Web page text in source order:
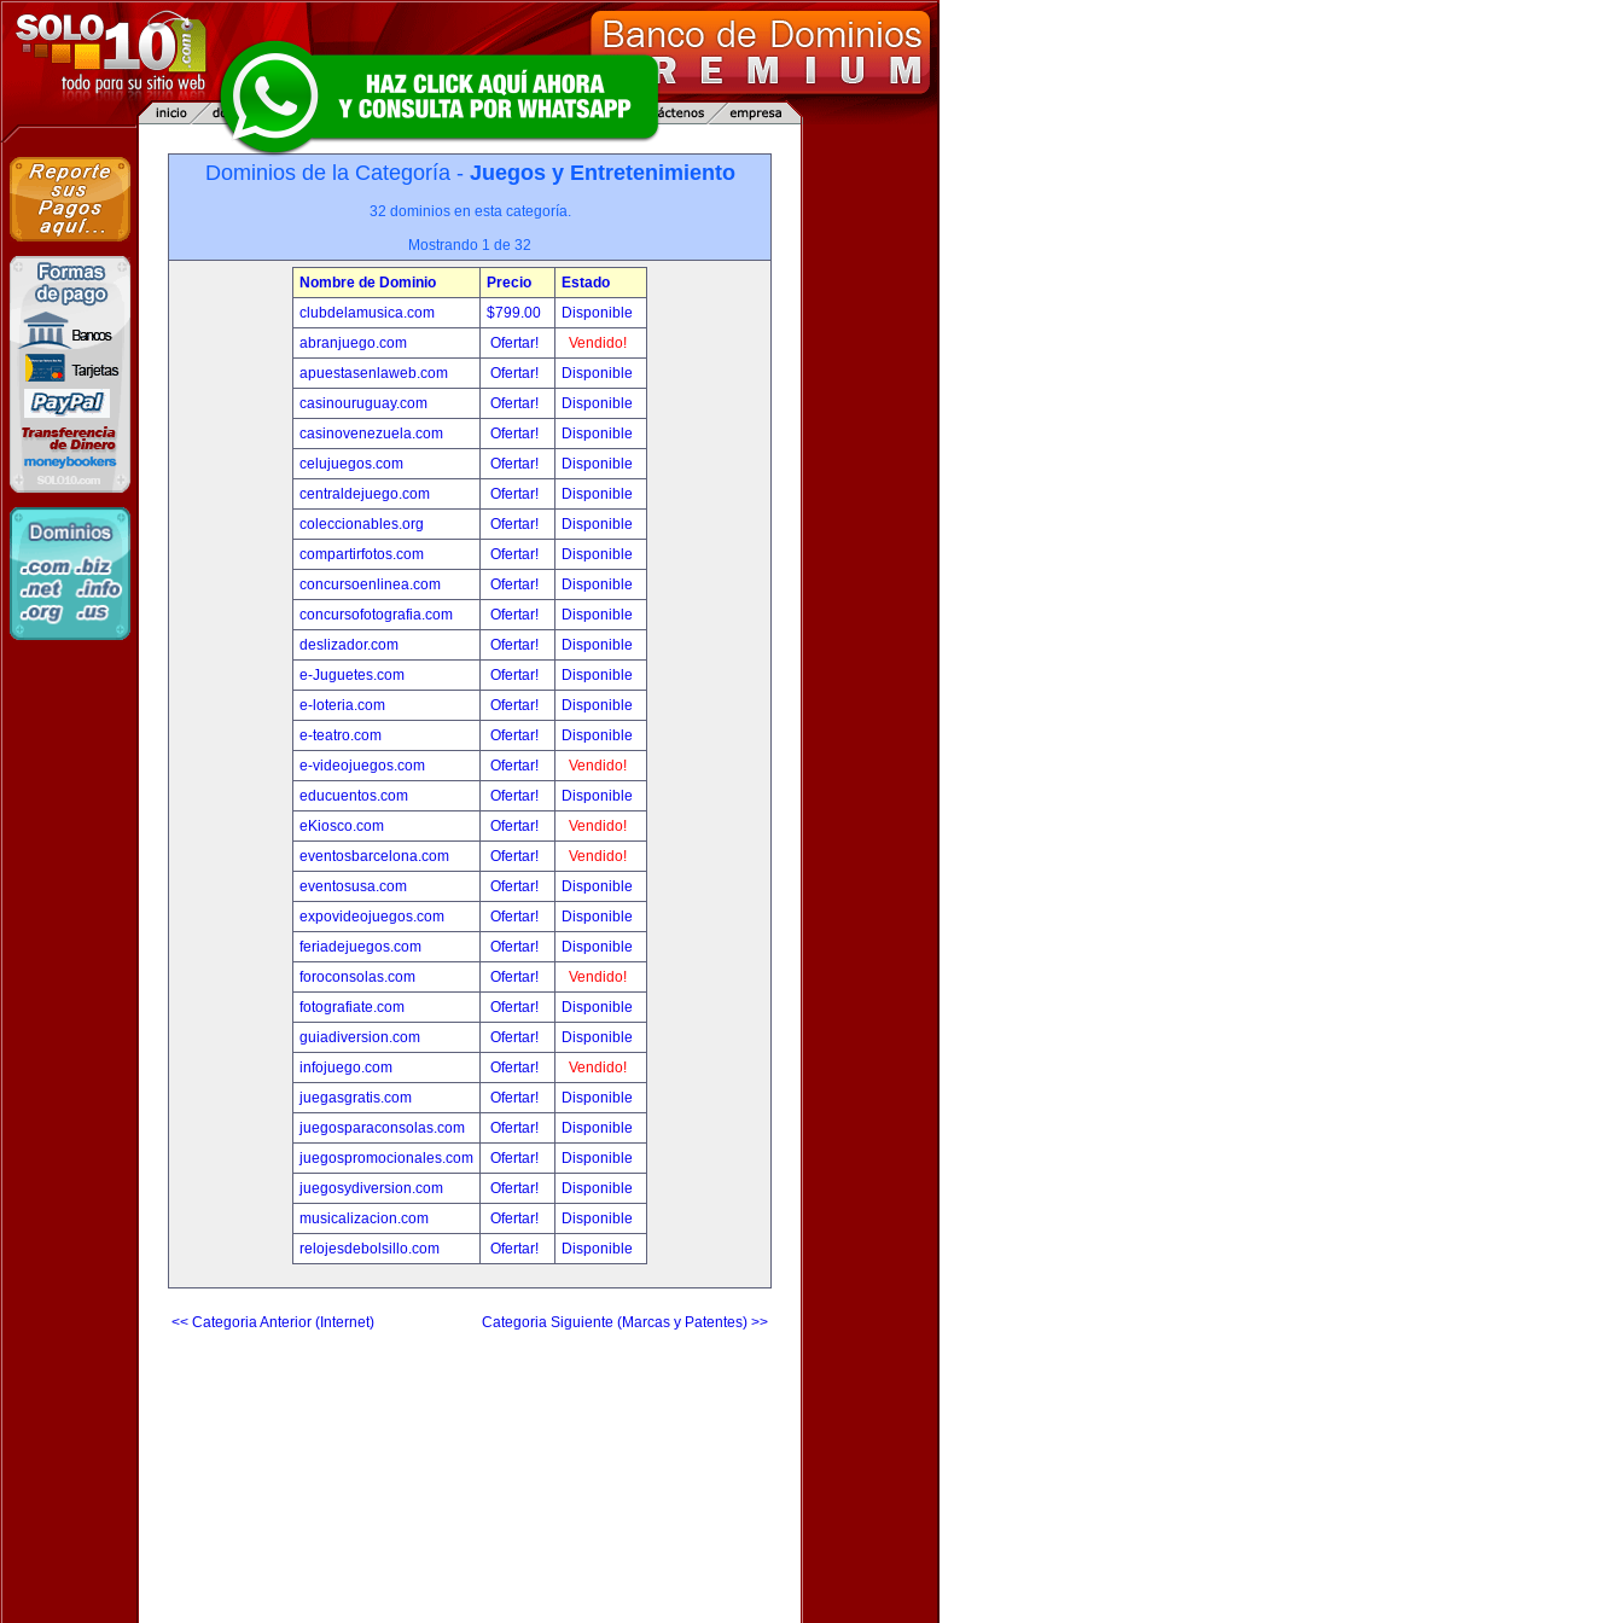
Dominios de la Categoría - Juegos y Entretenimiento
32 dominios en esta categoría.
Mostrando 1 de 32
Nombre de Dominio Precio
Estado
clubdelamusica.com
$799.00
Disponible
abranjuego.com
Ofertar!
Vendido!
apuestasenlaweb.com
Ofertar!
Disponible
casinouruguay.com
Ofertar!
Disponible
casinovenezuela.com
Ofertar!
Disponible
celujuegos.com
Ofertar!
Disponible
centraldejuego.com
Ofertar!
Disponible
coleccionables.org
Ofertar!
Disponible
compartirfotos.com
Ofertar!
Disponible
concursoenlinea.com
Ofertar!
Disponible
concursofotografia.com
Ofertar!
Disponible
deslizador.com
Ofertar!
Disponible
e-Juguetes.com
Ofertar!
Disponible
e-loteria.com
Ofertar!
Disponible
e-teatro.com
Ofertar!
Disponible
e-videojuegos.com
Ofertar!
Vendido!
educuentos.com
Ofertar!
Disponible
eKiosco.com
Ofertar!
Vendido!
eventosbarcelona.com
Ofertar!
Vendido!
eventosusa.com
Ofertar!
Disponible
expovideojuegos.com
Ofertar!
Disponible
feriadejuegos.com
Ofertar!
Disponible
foroconsolas.com
Ofertar!
Vendido!
fotografiate.com
Ofertar!
Disponible
guiadiversion.com
Ofertar!
Disponible
infojuego.com
Ofertar!
Vendido!
juegasgratis.com
Ofertar!
Disponible
juegosparaconsolas.com
Ofertar!
Disponible
juegospromocionales.com
Ofertar!
Disponible
juegosydiversion.com
Ofertar!
Disponible
musicalizacion.com
Ofertar!
Disponible
relojesdebolsillo.com
Ofertar! Disponible
<< Categoria Anterior (Internet) Categoria Siguiente (Marcas y Patentes) >>